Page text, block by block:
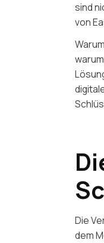
sind
von
Die
dem